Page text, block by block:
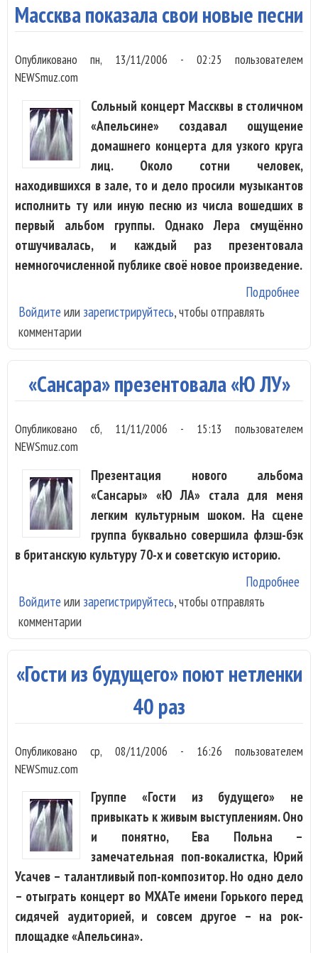
и
Массква показала свои новые песни
Опубликованопн, 13/11/2006 - 02:25 пользователем
NEWSmuz.com
Сольный концерт Массквы в столичном
«Апельсине» создавал ощущение
домашнего концерта для узкого круга
лиц. Около сотни человек,
находившихся в зале, то и дело просили музыкантов
исполнить ту или иную песню из числа вошедших в
первый альбом группы. Однако Лера смущённо
отшучивалась, и каждый раз презентовала
немногочисленной публике своё новое произведение.
Подробнее
Войдите или зарегистрируйтесь, чтобы отправлять
комментарии
«Сансара» презентовала «Ю ЛУ»
Опубликованосб, 11/11/2006 - 15:13 пользователем
NEWSmuz.com
Презентация нового альбома
«Сансары» «Ю ЛА» стала для меня
легким культурным шоком. На сцене
группа буквально совершила флэш-бэк
в британскую культуру 70-х и советскую историю.
Подробнее
Войдите или зарегистрируйтесь, чтобы отправлять
комментарии
«Гости из будущего» поют нетленки
40 раз
Опубликованоср, 08/11/2006 - 16:26 пользователем
NEWSmuz.com
Группе «Гости из будущего» не
привыкать к живым выступлениям. Оно
и понятно, Ева Польна –
замечательная поп-вокалистка, Юрий
Усачев – талантливый поп-композитор. Но одно дело
– отыграть концерт во МХАТе имени Горького перед
сидячей аудиторией, и совсем другое – на рок-
площадке «Апельсина».